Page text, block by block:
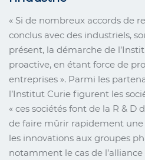
« Si de nombreux accords de
conclus avec des industriels,
présent, la démarche de
proactive, en étant force de
entreprises ». Parmi les
l’Institut Curie figurent les
« ces sociétés font de la R & D
de faire mûrir rapidement
les innovations aux groupes
notamment le cas de